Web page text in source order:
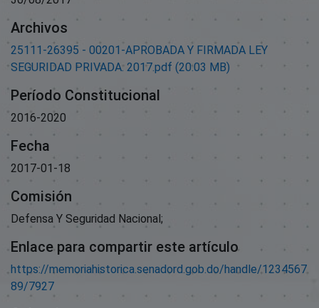
Archivos
25111-26395 - 00201-APROBADA Y FIRMADA LEY
SEGURIDAD PRIVADA. 2017.pdf (20.03 MB)
Período Constitucional
2016-2020
Fecha
2017-01-18
Comisión
Defensa Y Seguridad Nacional;
Enlace para compartir este artículo
https://memoriahistorica.senadord.gob.do/handle/1234567
89/7927